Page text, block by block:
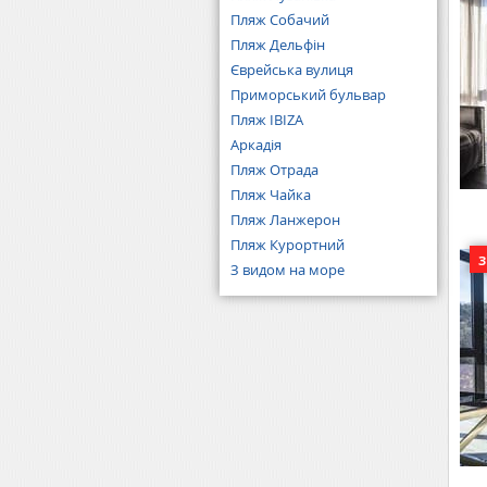
Пляж Собачий
Пляж Дельфін
Єврейська вулиця
Приморський бульвар
Пляж IBIZA
Аркадія
Пляж Отрада
Пляж Чайка
Пляж Ланжерон
Пляж Курортний
З видом на море